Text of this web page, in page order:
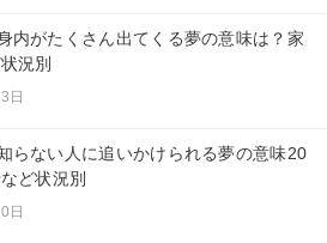
内がたくさん出てくる夢の意味は？家
況別
日
らない人に追いかけられる夢の意味20
ど状況別
日